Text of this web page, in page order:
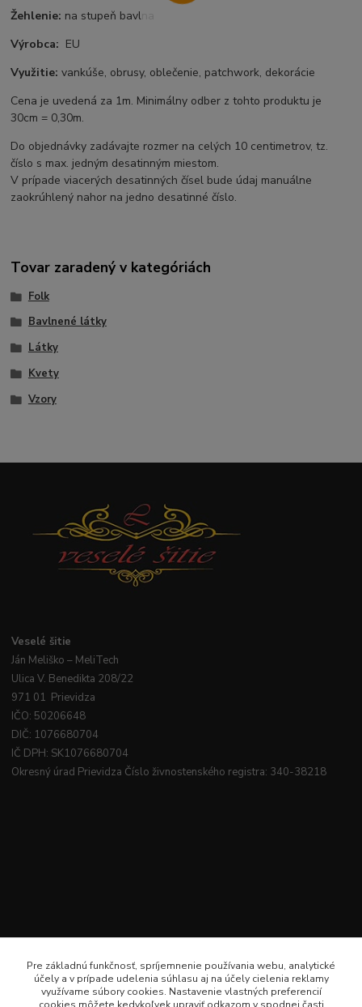
Žehlenie: na stupeň bavlna
Výrobca: EU
Využitie: vankúše, obrusy, oblečenie, patchwork, dekorácie
Cena je uvedená za 1m. Minimálny odber z tohto produktu je
30cm = 0,30m.
Do objednávky zadávajte rozmer na celých 10 centimetrov, tz.
číslo s max. jedným desatinným miestom.
V prípade viacerých desatinných čísel bude údaj manuálne
zaokrúhlený nahor na jedno desatinné číslo.
Tovar zaradený v kategóriách
Folk
Bavlnené látky
Látky
Kvety
Vzory
Veselé šitie
Ján Meliško – MeliTech
Ulica V. Benedikta 208/22
971 01 Prievidza
IČO: 50206648
DIČ: 1076680704
IČ DPH: SK1076680704
Okresný úrad Prievidza Číslo živnostenského registra: 340-38218
Pre základnú funkčnosť, spríjemnenie používania webu, analytické
účely a v prípade udelenia súhlasu aj na účely cielenia reklamy
využívame súbory cookies. Nastavenie vlastných preferencií